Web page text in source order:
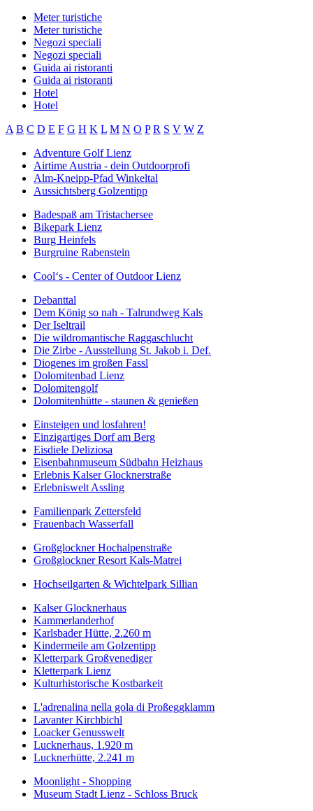
Meter turistiche
Meter turistiche
Negozi speciali
Negozi speciali
Guida ai ristoranti
Guida ai ristoranti
Hotel
Hotel
A B C D E F G H K L M N O P R S V W Z
Adventure Golf Lienz
Airtime Austria - dein Outdoorprofi
Alm-Kneipp-Pfad Winkeltal
Aussichtsberg Golzentipp
Badespaß am Tristachersee
Bikepark Lienz
Burg Heinfels
Burgruine Rabenstein
Cool‘s - Center of Outdoor Lienz
Debanttal
Dem König so nah - Talrundweg Kals
Der Iseltrail
Die wildromantische Raggaschlucht
Die Zirbe - Ausstellung St. Jakob i. Def.
Diogenes im großen Fassl
Dolomitenbad Lienz
Dolomitengolf
Dolomitenhütte - staunen & genießen
Einsteigen und losfahren!
Einzigartiges Dorf am Berg
Eisdiele Deliziosa
Eisenbahnmuseum Südbahn Heizhaus
Erlebnis Kalser Glocknerstraße
Erlebniswelt Assling
Familienpark Zettersfeld
Frauenbach Wasserfall
Großglockner Hochalpenstraße
Großglockner Resort Kals-Matrei
Hochseilgarten & Wichtelpark Sillian
Kalser Glocknerhaus
Kammerlanderhof
Karlsbader Hütte, 2.260 m
Kindermeile am Golzentipp
Kletterpark Großvenediger
Kletterpark Lienz
Kulturhistorische Kostbarkeit
L'adrenalina nella gola di Proßeggklamm
Lavanter Kirchbichl
Loacker Genusswelt
Lucknerhaus, 1.920 m
Lucknerhütte, 2.241 m
Moonlight - Shopping
Museum Stadt Lienz - Schloss Bruck